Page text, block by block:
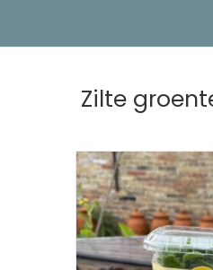
Zilte